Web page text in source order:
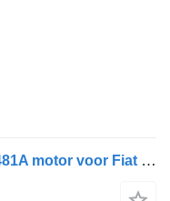
E4 F1AE0481 F1AE0481 F1AE0481A motor voor Fiat IVECO 2.3 E3 auto